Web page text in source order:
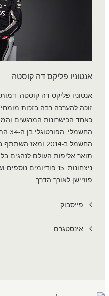
אנטוניו פליקס דה קוסטה
זוכה להערכה רבה בזכות
כאחד הכישרונות המרגשים
ניצחונות, 15
פוזיישן לאורך הדרך.
פייסבוק
אינסטגרם